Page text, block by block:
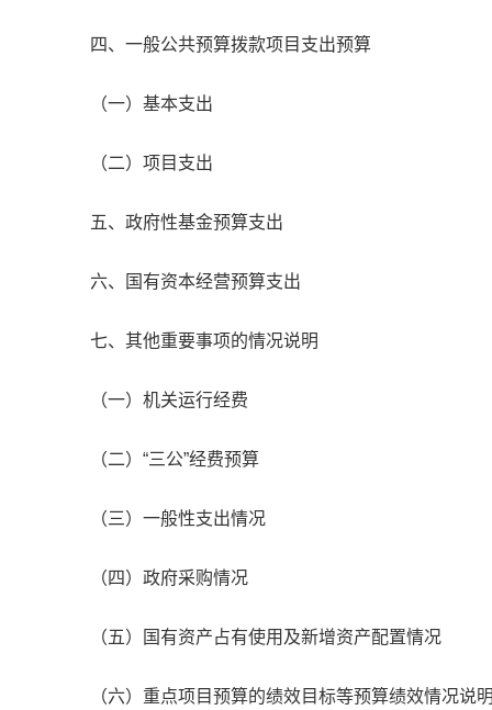
四、一般公共预算拨款项目支出预算
（一）基本支出
（二）项目支出
五、政府性基金预算支出
六、国有资本经营预算支出
七、其他重要事项的情况说明
（一）机关运行经费
（二）“三公”经费预算
（三）一般性支出情况
（四）政府采购情况
（五）国有资产占有使用及新增资产配置情况
（六）重点项目预算的绩效目标等预算绩效情况说